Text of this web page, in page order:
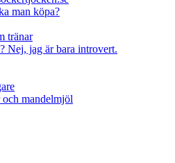
man köpa?
tränar
Nej, jag är bara introvert.
och mandelmjöl